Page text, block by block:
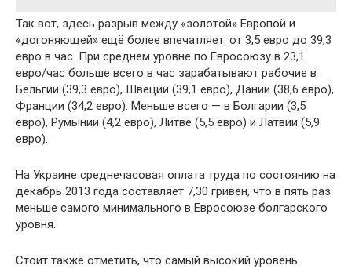
Так вот, здесь разрыв между «золотой» Европой и
«догоняющей» ещё более впечатляет: от 3,5 евро до 39,3
евро в час. При среднем уровне по Евросоюзу в 23,1
евро/час больше всего в час зарабатывают рабочие в
Бельгии (39,3 евро), Швеции (39,1 евро), Дании (38,6 евро),
Франции (34,2 евро). Меньше всего — в Болгарии (3,5
евро), Румынии (4,2 евро), Литве (5,5 евро) и Латвии (5,9
евро).
На Украине среднечасовая оплата труда по состоянию на
декабрь 2013 года составляет 7,30 гривен, что в пять раз
меньше самого минимального в Евросоюзе болгарского
уровня.
Стоит также отметить, что самый высокий уровень